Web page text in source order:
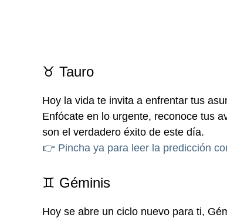
♉ Tauro
Hoy la vida te invita a enfrentar tus
Enfócate en lo urgente, reconoce tus
son el verdadero éxito de este día.
👉 Pincha ya para leer la predicción
♊ Géminis
Hoy se abre un ciclo nuevo para ti,